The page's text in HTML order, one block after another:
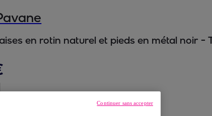
en rotin naturel et pieds en métal noir -
Continuer sans accepter